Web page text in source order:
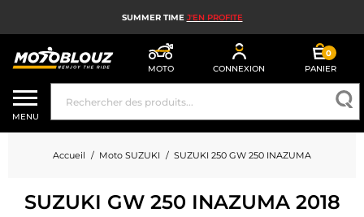
SUMMER TIME J'EN PROFITE
MOTO CONNEXION
0
PANIER
CASQUE MOTO
ÉQUIPEMENT MOTO HOMME
ÉQUIPEMENT MOTO FEMME
MX, ENDURO ET TRIAL
MENU
Accueil Moto SUZUKI SUZUKI 250 GW 250 INAZUMA
SUZUKI GW 250 INAZUMA 2018